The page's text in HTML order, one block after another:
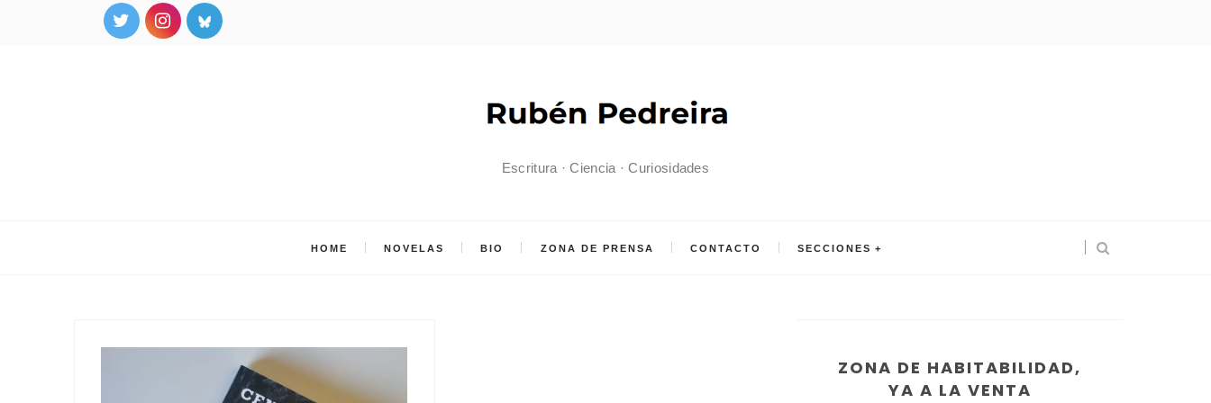
Escritura · Ciencia · Curiosidades
HOME NOVELAS BIO ZONA DE PRENSA CONTACTO SECCIONES
ZONA DE HABITABILIDAD,
YA A LA VENTA